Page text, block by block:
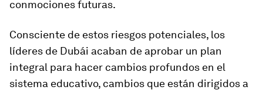
conmociones futuras.
Consciente de estos riesgos potenciales, los
líderes de Dubái acaban de aprobar un plan
integral para hacer cambios profundos en el
sistema educativo, cambios que están dirigidos a